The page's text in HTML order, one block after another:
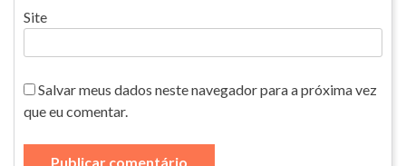
Site
Salvar meus dados neste navegador para a próxima vez
que eu comentar.